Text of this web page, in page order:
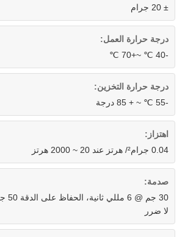
± 20 جرام
درجة حرارة العمل:
-40 ℃ ~+70 ℃
درجة حرارة التخزين:
-55 ℃ ~ + 85 درجة
اهتزاز:
0.04 جرام²/ هرتز عند 20 ~ 2000 هرتز
صدمة:
لا ضرر